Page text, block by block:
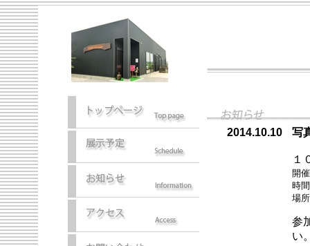
2014.10.10 写
１
開
時
場
参
い